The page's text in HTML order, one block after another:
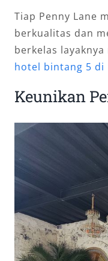
Tiap Penny Lane
berkualitas dan
berkelas
hotel bintang 5 di
Keunikan